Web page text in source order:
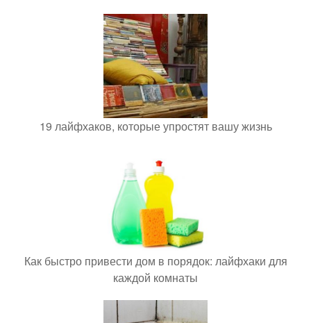
19 лайфхаков, которые упростят вашу жизнь
Как быстро привести дом в порядок: лайфхаки для
каждой комнаты